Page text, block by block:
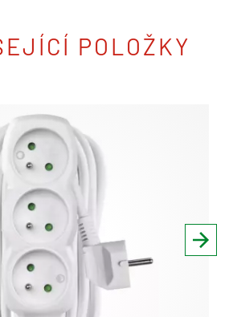
POLOŽKY